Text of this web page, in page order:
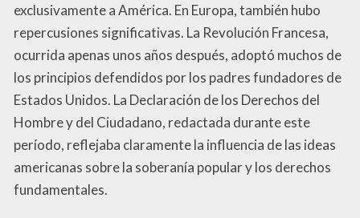
exclusivamente a América. En Europa, también hubo
repercusiones significativas. La Revolución Francesa,
ocurrida apenas unos años después, adoptó muchos de
los principios defendidos por los padres fundadores de
Estados Unidos. La Declaración de los Derechos del
Hombre y del Ciudadano, redactada durante este
período, reflejaba claramente la influencia de las ideas
americanas sobre la soberanía popular y los derechos
fundamentales.